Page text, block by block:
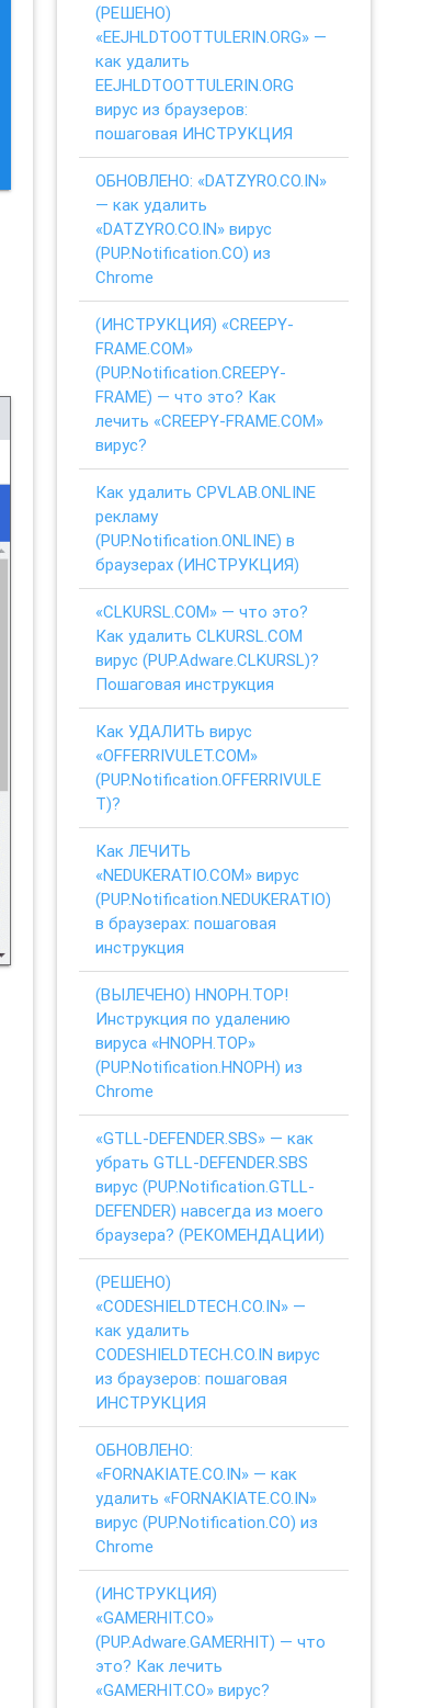
(РЕШЕНО)
«EEJHLDTOOTTULERIN.ORG» —
как удалить
EEJHLDTOOTTULERIN.ORG
вирус из браузеров:
пошаговая ИНСТРУКЦИЯ
ОБНОВЛЕНО: «DATZYRO.CO.IN»
— как удалить
«DATZYRO.CO.IN» вирус
(PUP.Notification.CO) из
Chrome
(ИНСТРУКЦИЯ) «CREEPY-
FRAME.COM»
(PUP.Notification.CREEPY-
FRAME) — что это? Как
лечить «CREEPY-FRAME.COM»
вирус?
Как удалить CPVLAB.ONLINE
рекламу
(PUP.Notification.ONLINE) в
браузерах (ИНСТРУКЦИЯ)
«CLKURSL.COM» — что это?
Как удалить CLKURSL.COM
вирус (PUP.Adware.CLKURSL)?
Пошаговая инструкция
Как УДАЛИТЬ вирус
«OFFERRIVULET.COM»
(PUP.Notification.OFFERRIVULE
T)?
Как ЛЕЧИТЬ
«NEDUKERATIO.COM» вирус
(PUP.Notification.NEDUKERATIO)
в браузерах: пошаговая
инструкция
(ВЫЛЕЧЕНО) HNOPH.TOP!
Инструкция по удалению
вируса «HNOPH.TOP»
(PUP.Notification.HNOPH) из
Chrome
«GTLL-DEFENDER.SBS» — как
убрать GTLL-DEFENDER.SBS
вирус (PUP.Notification.GTLL-
DEFENDER) навсегда из моего
браузера? (РЕКОМЕНДАЦИИ)
(РЕШЕНО)
«CODESHIELDTECH.CO.IN» —
как удалить
CODESHIELDTECH.CO.IN вирус
из браузеров: пошаговая
ИНСТРУКЦИЯ
ОБНОВЛЕНО:
«FORNAKIATE.CO.IN» — как
удалить «FORNAKIATE.CO.IN»
вирус (PUP.Notification.CO) из
Chrome
(ИНСТРУКЦИЯ)
«GAMERHIT.CO»
(PUP.Adware.GAMERHIT) — что
это? Как лечить
«GAMERHIT.CO» вирус?